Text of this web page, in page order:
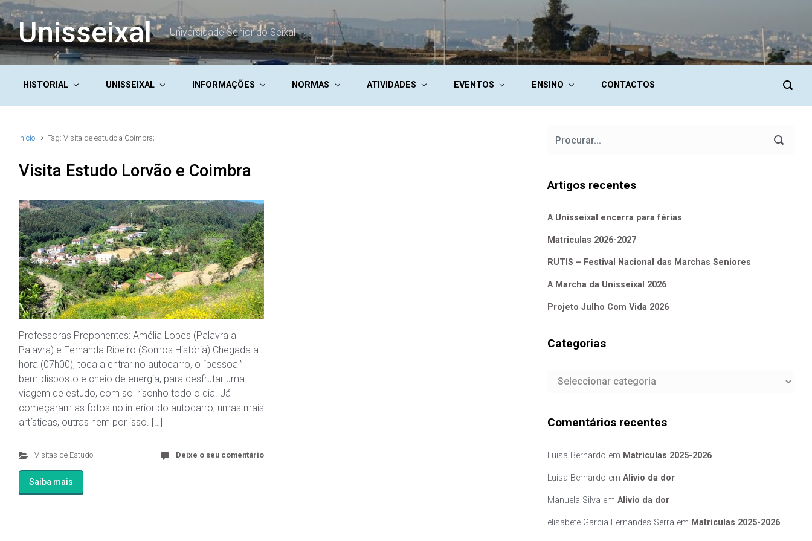
Skip to main content
Unisseixal Universidade Sénior do Seixal
HISTORIAL UNISSEIXAL INFORMAÇÕES NORMAS ATIVIDADES EVENTOS ENSINO CONTACTOS
Início Tag: Visita de estudo a Coimbra;
Visita Estudo Lorvão e Coimbra
Professoras Proponentes: Amélia Lopes (Palavra a
Palavra) e Fernanda Ribeiro (Somos História) Chegada a
hora (07h00), toca a entrar no autocarro, o “pessoal”
bem-disposto e cheio de energia, para desfrutar uma
viagem de estudo, com sol risonho todo o dia. Já
começaram as fotos no interior do autocarro, umas mais
artísticas, outras nem por isso. […]
Visitas de Estudo Deixe o seu comentário
Saiba mais
Artigos recentes
A Unisseixal encerra para férias
Matriculas 2026-2027
RUTIS – Festival Nacional das Marchas Seniores
A Marcha da Unisseixal 2026
Projeto Julho Com Vida 2026
Categorias
Categorias
Comentários recentes
Luisa Bernardo em Matriculas 2025-2026
Luisa Bernardo em Alivio da dor
Manuela Silva em Alivio da dor
elisabete Garcia Fernandes Serra em Matriculas 2025-2026